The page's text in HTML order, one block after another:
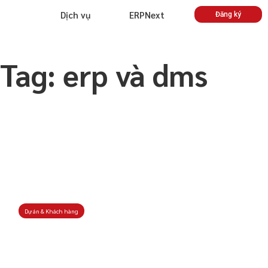
Dịch vụ ERPNext Đăng ký
Tag: erp và dms
Dự án & Khách hàng